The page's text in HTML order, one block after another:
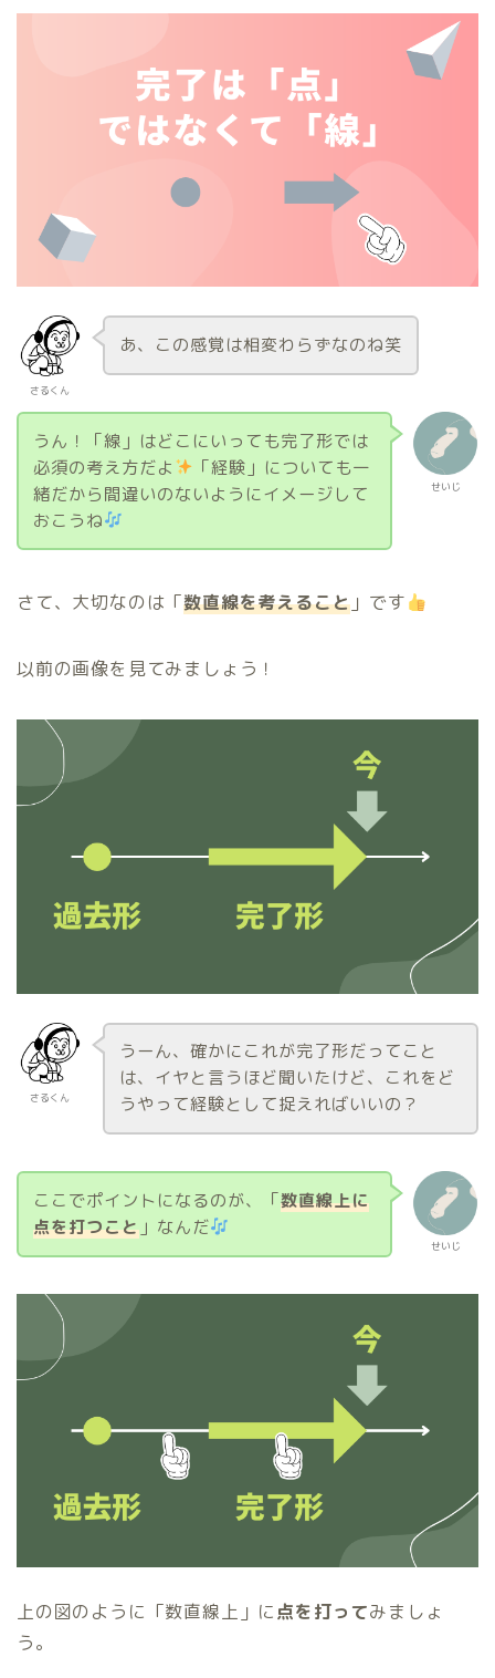
さるくん
あ、この感覚は相変わらずなのね笑
せいじ
うん！「線」はどこにいっても完了形では
必須の考え方だよ
「経験」についても一
緒だから間違いのないようにイメージして
おこうね
さて、大切なのは「数直線を考えること 」です
以前の画像を見てみましょう！
さるくん
うーん、確かにこれが完了形だってこと
は、イヤと言うほど聞いたけど、これをど
うやって経験として捉えればいいの？
せいじ
ここでポイントになるのが、「数直線上に
点を打つこと」なんだ
上の図のように「数直線上」に点を打ってみましょ
う。